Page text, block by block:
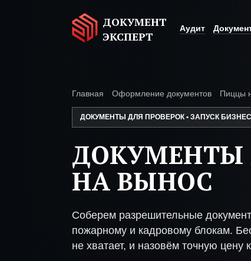
ДОКУМЕНТ
ЭКСПЕРТ
Аудит
Главная Оформление документов Пиццы
ДОКУМЕНТЫ ДЛЯ ПРОВЕРОК • ЗАПУСК
НА ВЫНОС
Соберем разрешительные
пожарному и кадровому блокам.
не хватает, и назовём точную цену